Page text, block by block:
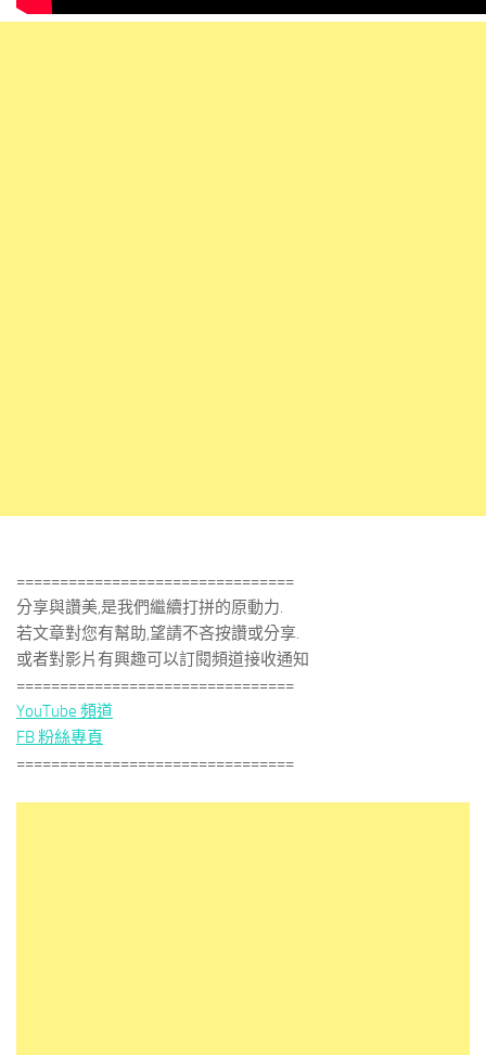
================================
分享與讚美,是我們繼續打拼的原動力.
若文章對您有幫助,望請不吝按讚或分享.
或者對影片有興趣可以訂閱頻道接收通知
================================
YouTube 頻道
FB 粉絲專頁
================================